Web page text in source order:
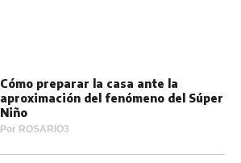
Cómo preparar la casa ante la
aproximación del fenómeno del Súper
Niño
Por ROSARIO3